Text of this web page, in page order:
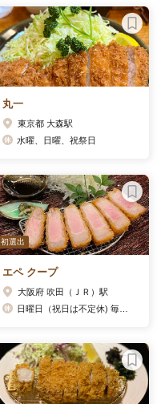
丸一
東京都 大森駅
水曜、日曜、祝祭日
初選出
エペ クープ
大阪府 吹田（ＪＲ）駅